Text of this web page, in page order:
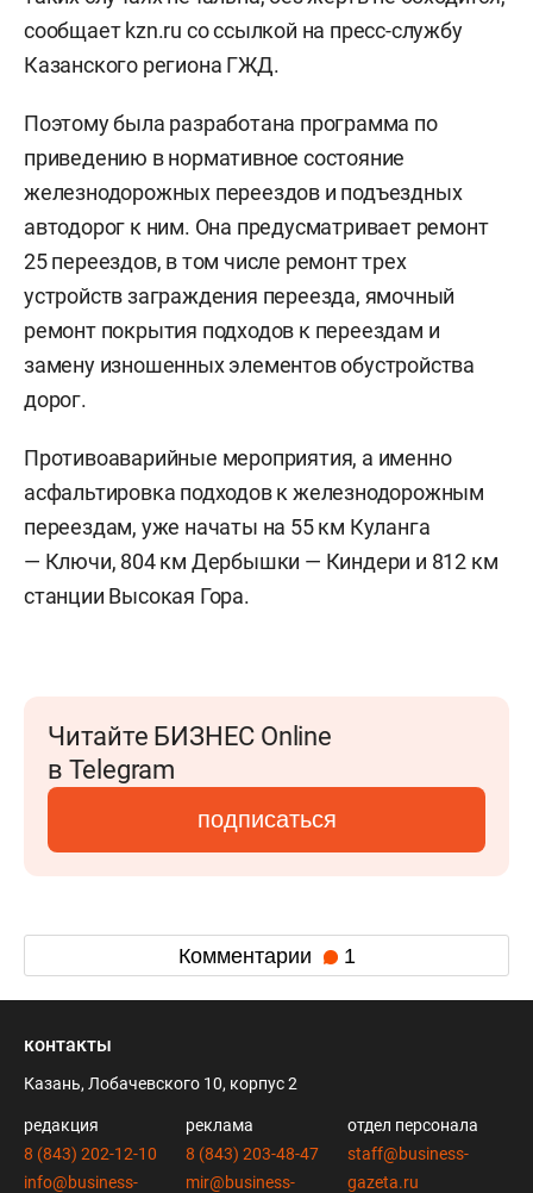
сообщает kzn.ru со ссылкой на пресс-службу
Казанского региона ГЖД.
Поэтому была разработана программа по
приведению в нормативное состояние
железнодорожных переездов и подъездных
автодорог к ним. Она предусматривает ремонт
25 переездов, в том числе ремонт трех
устройств заграждения переезда, ямочный
ремонт покрытия подходов к переездам и
замену изношенных элементов обустройства
дорог.
Противоаварийные мероприятия, а именно
асфальтировка подходов к железнодорожным
переездам, уже начаты на 55 км Куланга
— Ключи, 804 км Дербышки — Киндери и 812 км
станции Высокая Гора.
Читайте БИЗНЕС Online
в Telegram
подписаться
Комментарии 1
контакты
Казань, Лобачевского 10, корпус 2
редакция
8 (843) 202-12-10
info@business-
реклама
8 (843) 203-48-47
mir@business-
отдел персонала
staff@business-
gazeta.ru